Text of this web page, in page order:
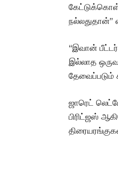
நல்லதுதான்”
“இவான்
இல்லாத
தேவைப்படும்
ஜாரெட்
பிரிட்ஜஸ்